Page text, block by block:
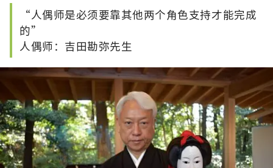
“人偶师是必须要靠其他两个角色支持才能完成
的”
人偶师：吉田勘弥先生